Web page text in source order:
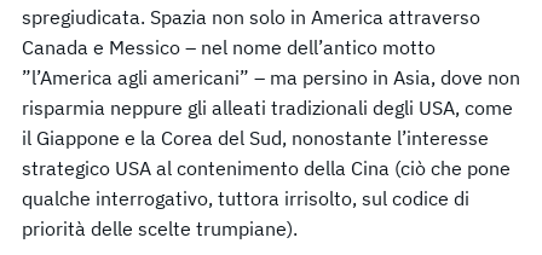
spregiudicata. Spazia non solo in America attraverso
Canada e Messico – nel nome dell’antico motto
”l’America agli americani” – ma persino in Asia, dove non
risparmia neppure gli alleati tradizionali degli USA, come
il Giappone e la Corea del Sud, nonostante l’interesse
strategico USA al contenimento della Cina (ciò che pone
qualche interrogativo, tuttora irrisolto, sul codice di
priorità delle scelte trumpiane).